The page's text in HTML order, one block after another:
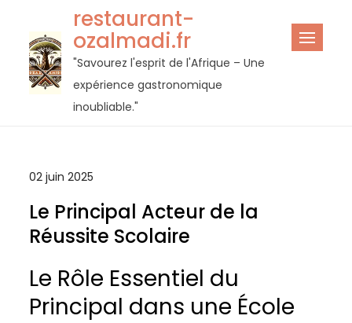
contenu
restaurant-
ozalmadi.fr
"Savourez l'esprit de l'Afrique – Une
expérience gastronomique
inoubliable."
02 juin 2025
Le Principal Acteur de la
Réussite Scolaire
Le Rôle Essentiel du
Principal dans une École